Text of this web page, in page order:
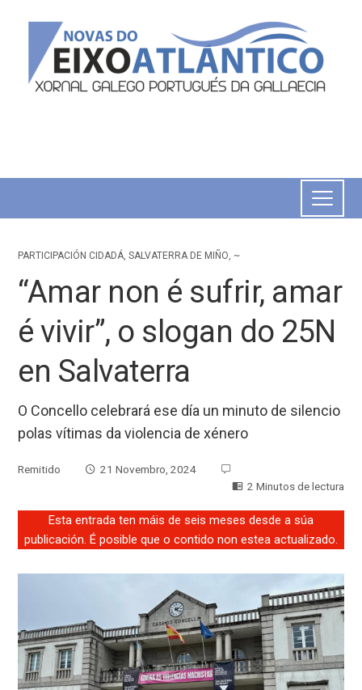
PARTICIPACIÓN CIDADÁ,SALVATERRA DE MIÑO, ~
“Amar non é sufrir, amar
é vivir”, o slogan do 25N
en Salvaterra
O Concello celebrará ese día un minuto de silencio
polas vítimas da violencia de xénero
Remitido
21 Novembro, 2024
2 Minutos de lectura
Esta entrada ten máis de seis meses desde a súa
publicación. É posible que o contido non estea actualizado.